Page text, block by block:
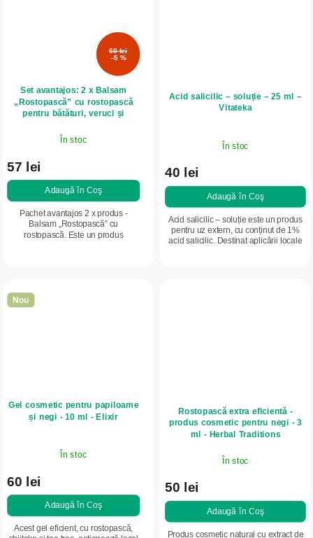
60 lei
–5 %
Set avantajos: 2 x Balsam
„Rostopască” cu rostopască
pentru bătături, veruci și
În stoc
57 lei
Adaugă în Coş
Pachet avantajos 2 x produs -
Balsam „Rostopască” cu
rostopască. Este un produs
Acid salicilic – soluție – 25 ml –
Vitateka
În stoc
40 lei
Adaugă în Coş
Acid salicilic – soluție este un produs
pentru uz extern, cu conținut de 1%
acid salicilic. Destinat aplicării locale
Nou
Gel cosmetic pentru papiloame
și negi - 10 ml - Elixir
În stoc
60 lei
Adaugă în Coş
Acest gel eficient, cu rostopască,
Rostopască extra eficientă -
produs cosmetic pentru negi - 3
ml - Herbal Traditions
În stoc
50 lei
Adaugă în Coş
Produs cosmetic natural cu extract de